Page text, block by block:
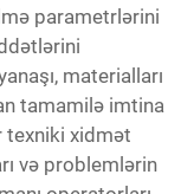
parametrlərini
materialları
tamamilə imtina
texniki xidmət
və problemlərin